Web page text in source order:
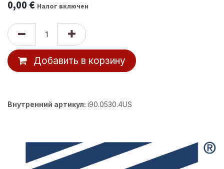
0,00 € Налог включен
Добавить в корзину
Внутренний артикул: i90.0530.4US